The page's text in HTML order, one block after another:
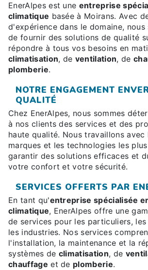
EnerAlpes est une entreprise
climatique basée à Moirans. Avec
d'expérience dans le domaine, nous
de fournir des solutions de qualité
répondre à tous vos besoins en
climatisation, de ventilation, de
plomberie.
NOTRE ENGAGEMENT
QUALITÉ
Chez EnerAlpes, nous sommes
à nos clients des services et des
haute qualité. Nous travaillons avec
marques et les technologies les
garantir des solutions efficaces et
votre confort et votre sécurité.
SERVICES OFFERTS PAR
En tant qu'entreprise spécialisée
climatique, EnerAlpes offre une
de services pour les particuliers,
les industries. Nos services
l'installation, la maintenance et la
systèmes de climatisation, de
chauffage et de plomberie.